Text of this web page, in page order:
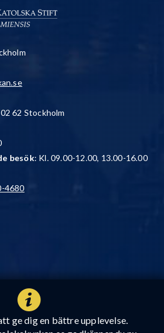
ge dig en bättre upplevelse.
62 Stockholm
besök: Kl. 09.00-12.00, 13.00-16.00
4680